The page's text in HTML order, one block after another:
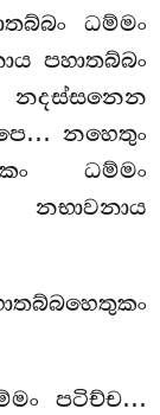
ධම්මං
පහාතබ්බං
නදස්සනෙන
නහෙතුං
ධම්මං
පටිච්ච…